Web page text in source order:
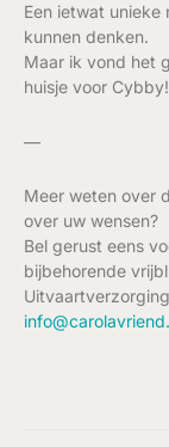
Een ietwat
kunnen denken.
Maar ik vond het
huisje voor Cybby!
—
Meer weten over
over uw wensen?
Bel gerust eens
bijbehorende